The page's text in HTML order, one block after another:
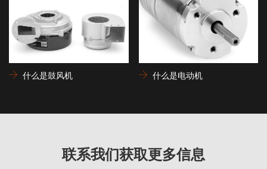
什么是鼓风机 什么是电动机
联系我们获取更多信息